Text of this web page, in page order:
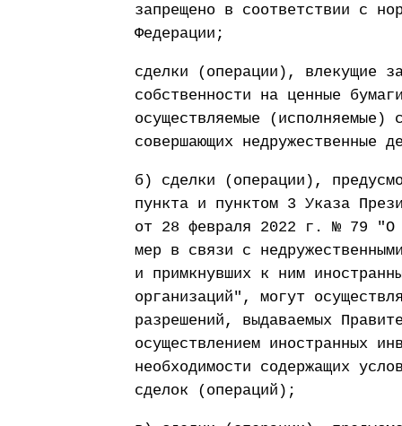
запрещено в соответствии с
Федерации;
сделки (операции), влекущие
собственности на ценные
осуществляемые (исполняемые)
совершающих недружественные
б) сделки (операции),
пункта и пунктом 3 Указа
от 28 февраля 2022 г. № 79 "О
мер в связи с
и примкнувших к ним
организаций", могут
разрешений, выдаваемых
осуществлением иностранных
необходимости содержащих
сделок (операций);